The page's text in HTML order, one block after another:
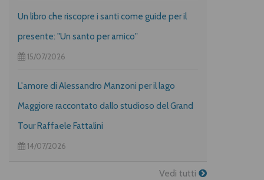
Un libro che riscopre i santi come guide per il
presente: "Un santo per amico"
15/07/2026
L'amore di Alessandro Manzoni per il lago
Maggiore raccontato dallo studioso del Grand
Tour Raffaele Fattalini
14/07/2026
Vedi tutti